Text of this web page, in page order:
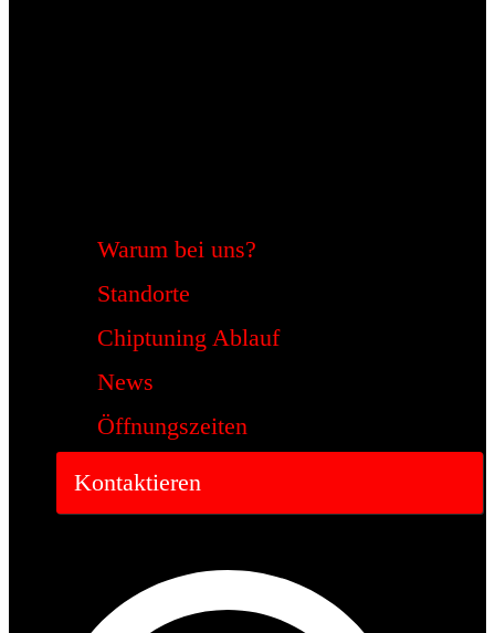
Warum bei uns?
Standorte
Chiptuning Ablauf
News
Öffnungszeiten
Kontaktieren